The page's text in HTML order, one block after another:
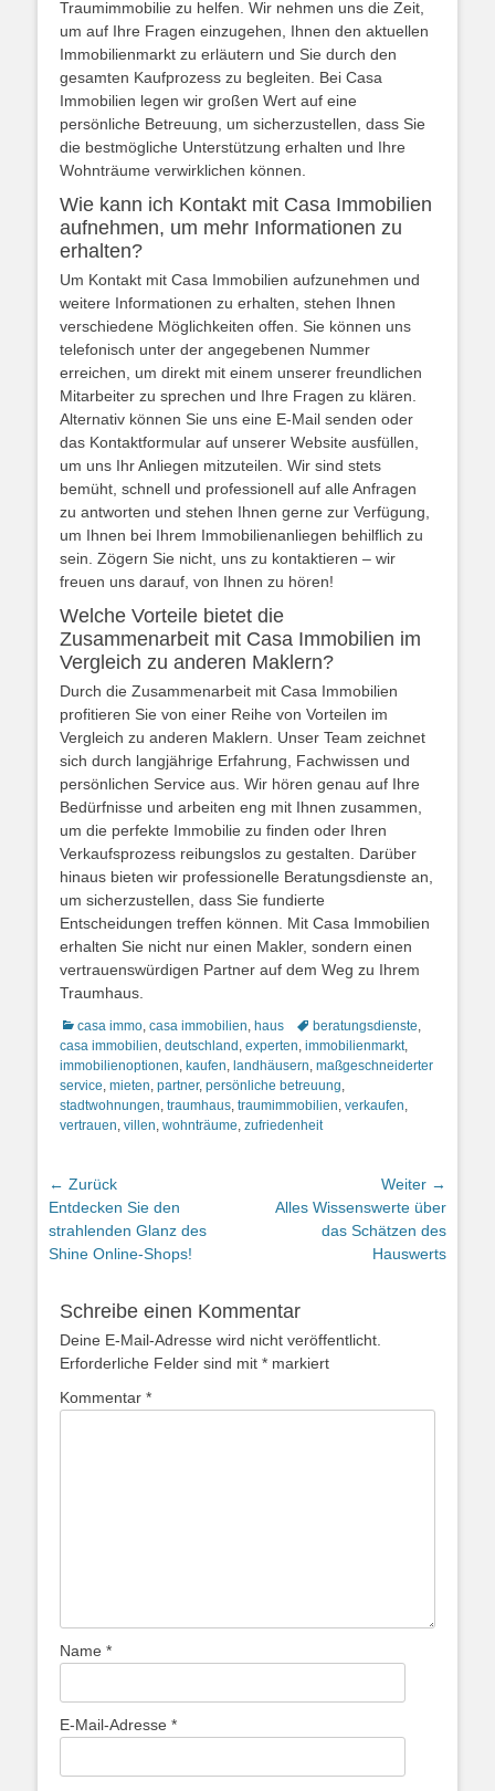
Traumimmobilie zu helfen. Wir nehmen uns die Zeit,
um auf Ihre Fragen einzugehen, Ihnen den aktuellen
Immobilienmarkt zu erläutern und Sie durch den
gesamten Kaufprozess zu begleiten. Bei Casa
Immobilien legen wir großen Wert auf eine
persönliche Betreuung, um sicherzustellen, dass Sie
die bestmögliche Unterstützung erhalten und Ihre
Wohnträume verwirklichen können.
Wie kann ich Kontakt mit Casa Immobilien
aufnehmen, um mehr Informationen zu
erhalten?
Um Kontakt mit Casa Immobilien aufzunehmen und
weitere Informationen zu erhalten, stehen Ihnen
verschiedene Möglichkeiten offen. Sie können uns
telefonisch unter der angegebenen Nummer
erreichen, um direkt mit einem unserer freundlichen
Mitarbeiter zu sprechen und Ihre Fragen zu klären.
Alternativ können Sie uns eine E-Mail senden oder
das Kontaktformular auf unserer Website ausfüllen,
um uns Ihr Anliegen mitzuteilen. Wir sind stets
bemüht, schnell und professionell auf alle Anfragen
zu antworten und stehen Ihnen gerne zur Verfügung,
um Ihnen bei Ihrem Immobilienanliegen behilflich zu
sein. Zögern Sie nicht, uns zu kontaktieren – wir
freuen uns darauf, von Ihnen zu hören!
Welche Vorteile bietet die
Zusammenarbeit mit Casa Immobilien im
Vergleich zu anderen Maklern?
Durch die Zusammenarbeit mit Casa Immobilien
profitieren Sie von einer Reihe von Vorteilen im
Vergleich zu anderen Maklern. Unser Team zeichnet
sich durch langjährige Erfahrung, Fachwissen und
persönlichen Service aus. Wir hören genau auf Ihre
Bedürfnisse und arbeiten eng mit Ihnen zusammen,
um die perfekte Immobilie zu finden oder Ihren
Verkaufsprozess reibungslos zu gestalten. Darüber
hinaus bieten wir professionelle Beratungsdienste an,
um sicherzustellen, dass Sie fundierte
Entscheidungen treffen können. Mit Casa Immobilien
erhalten Sie nicht nur einen Makler, sondern einen
vertrauenswürdigen Partner auf dem Weg zu Ihrem
Traumhaus.
Kategorien
casa immo, casa immobilien, haus Schlagworte
beratungsdienste,
casa immobilien, deutschland , experten, immobilienmarkt,
immobilienoptionen, kaufen, landhäusern, maßgeschneiderter
service, mieten, partner, persönliche betreuung,
stadtwohnungen, traumhaus, traumimmobilien, verkaufen,
vertrauen, villen, wohnträume, zufriedenheit
Beitragsnavigation
← Zurück
Vorheriger
Beitrag:
Entdecken Sie den
strahlenden Glanz des
Shine Online-Shops!
Weiter →
Nächster
Alles Wissenswerte über
das Schätzen des
Hauswerts
Schreibe einen Kommentar
Deine E-Mail-Adresse wird nicht veröffentlicht.
Erforderliche Felder sind mit * markiert
Kommentar *
Name *
E-Mail-Adresse *